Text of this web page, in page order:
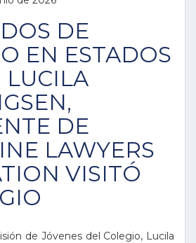
DE
EN ESTADOS
LUCILA
DE
LAWYERS
VISITÓ
de Jóvenes del Colegio, Lucila